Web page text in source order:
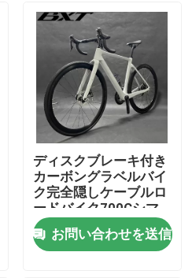
ディスクブレーキ付き
カーボングラベルバイ
ク完全隠しケーブルロ
ードバイク700Cシマ
ノグループセット
お問い合わせを送信